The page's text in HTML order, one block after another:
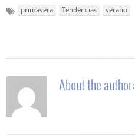
primavera Tendencias verano
About the author: